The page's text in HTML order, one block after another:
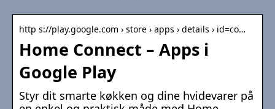
http s://play.google.com › store › apps › details › id=co…
Home Connect – Apps i
Google Play
Styr dit smarte køkken og dine hvidevarer på